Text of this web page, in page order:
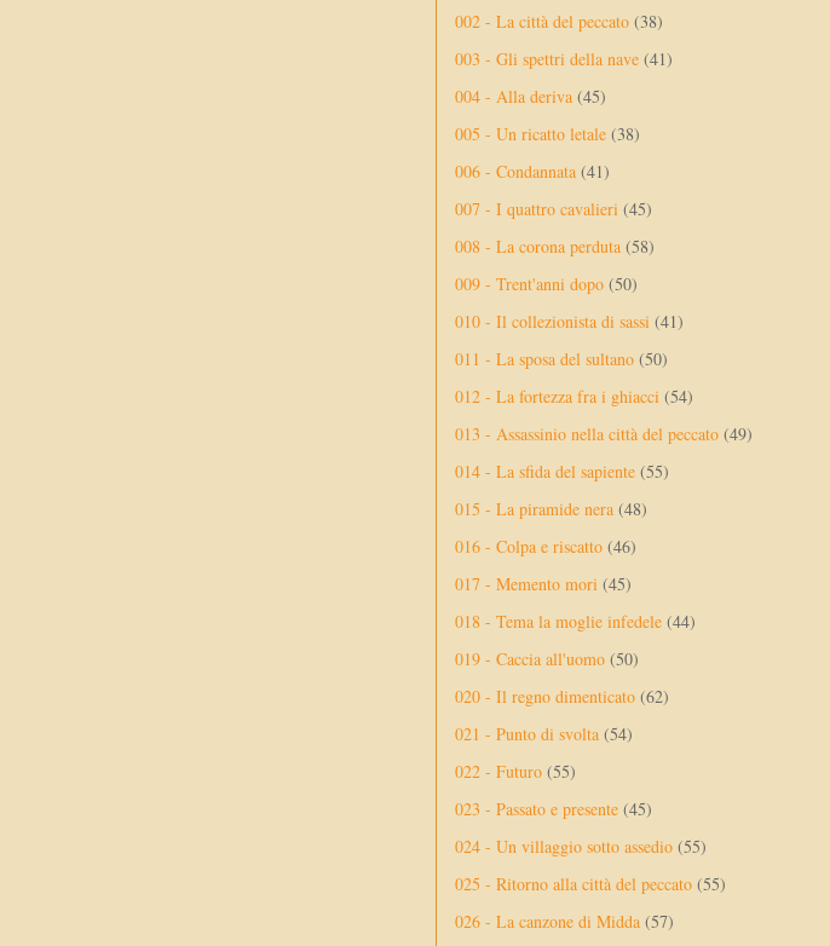
002 - La città del peccato (38)
003 - Gli spettri della nave (41)
004 - Alla deriva (45)
005 - Un ricatto letale (38)
006 - Condannata (41)
007 - I quattro cavalieri (45)
008 - La corona perduta (58)
009 - Trent'anni dopo (50)
010 - Il collezionista di sassi (41)
011 - La sposa del sultano (50)
012 - La fortezza fra i ghiacci (54)
013 - Assassinio nella città del peccato (49)
014 - La sfida del sapiente (55)
015 - La piramide nera (48)
016 - Colpa e riscatto (46)
017 - Memento mori (45)
018 - Tema la moglie infedele (44)
019 - Caccia all'uomo (50)
020 - Il regno dimenticato (62)
021 - Punto di svolta (54)
022 - Futuro (55)
023 - Passato e presente (45)
024 - Un villaggio sotto assedio (55)
025 - Ritorno alla città del peccato (55)
026 - La canzone di Midda (57)